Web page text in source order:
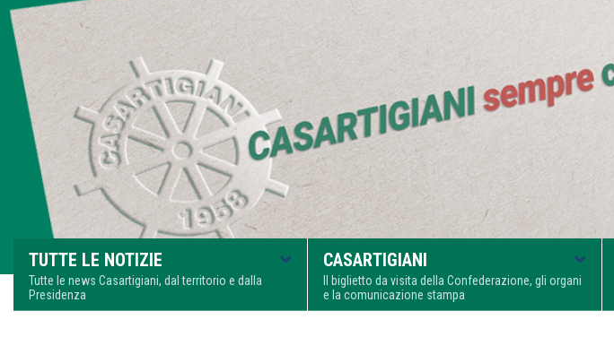
TUTTE LE NOTIZIE
Tutte le news Casartigiani, dal territorio e dalla
Presidenza
CASARTIGIANI
Il biglietto da visita della Confederazione, gli organi
e la comunicazione stampa